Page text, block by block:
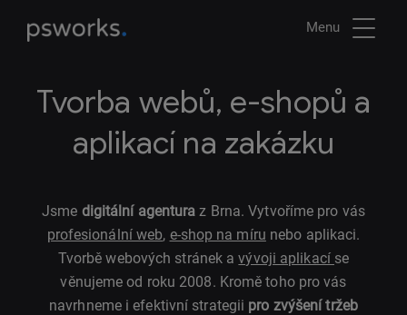
Menu
Tvorba webů, e-shopů a
aplikací na zakázku
Jsme digitální agentura z Brna. Vytvoříme pro vás
profesionální web, e-shop na míru nebo aplikaci.
Tvorbě webových stránek avývoji aplikací se
věnujeme od roku 2008. Kromě toho pro vás
navrhneme i efektivní strategii pro zvýšení tržeb